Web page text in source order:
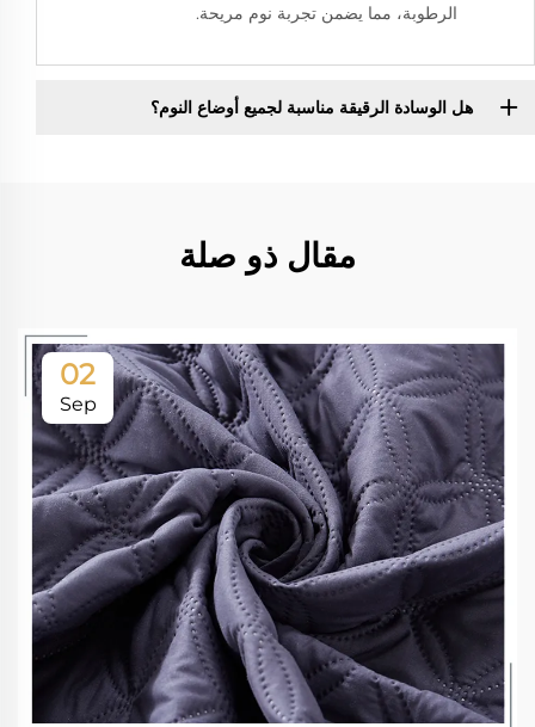
الرطوبة، مما يضمن تجربة نوم مريحة.
هل الوسادة الرقيقة مناسبة لجميع أوضاع النوم؟
مقال ذو صلة
02
Sep